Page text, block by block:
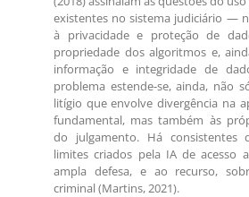
existentes no sistema judiciário —
à privacidade e proteção de
propriedade dos algoritmos e,
informação e integridade de
problema estende-se, ainda, não
litígio que envolve divergência na
fundamental, mas também às
do julgamento. Há consistentes
limites criados pela IA de acesso
ampla defesa, e ao recurso,
criminal (Martins, 2021).